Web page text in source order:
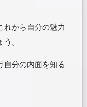
れから自分の魅力
。
自分の内面を知る